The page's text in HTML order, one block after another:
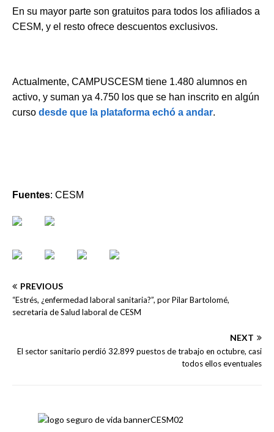
En su mayor parte son gratuitos para todos los afiliados a
CESM, y el resto ofrece descuentos exclusivos.
Actualmente, CAMPUSCESM tiene 1.480 alumnos en
activo, y suman ya 4.750 los que se han inscrito en algún
curso desde que la plataforma echó a andar.
Fuentes: CESM
PREVIOUS
“Estrés, ¿enfermedad laboral sanitaria?”, por Pilar Bartolomé,
secretaria de Salud laboral de CESM
NEXT
El sector sanitario perdió 32.899 puestos de trabajo en octubre, casi
todos ellos eventuales